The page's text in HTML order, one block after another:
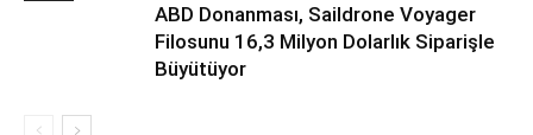
ABD Donanması, Saildrone Voyager
Filosunu 16,3 Milyon Dolarlık Siparişle
Büyütüyor